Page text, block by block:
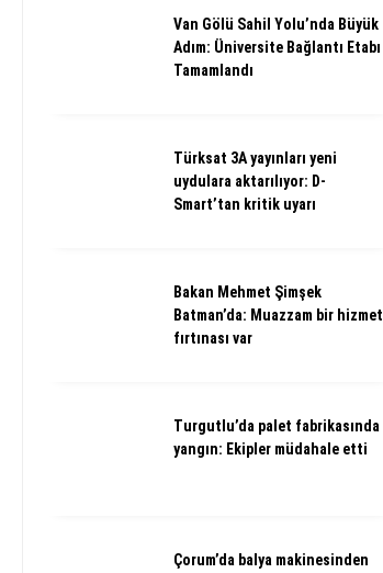
Van Gölü Sahil Yolu’nda Büyük
Adım: Üniversite Bağlantı Etabı
Tamamlandı
Türksat 3A yayınları yeni
uydulara aktarılıyor: D-
Smart’tan kritik uyarı
Bakan Mehmet Şimşek
Batman’da: Muazzam bir hizmet
fırtınası var
Turgutlu’da palet fabrikasında
yangın: Ekipler müdahale etti
Çorum’da balya makinesinden